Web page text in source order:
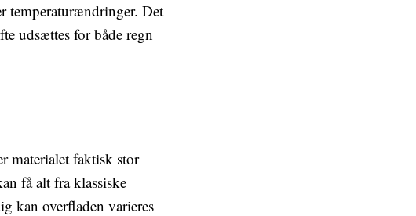
temperaturændringer. Det
udsættes for både regn
materialet faktisk stor
få alt fra klassiske
kan overfladen varieres